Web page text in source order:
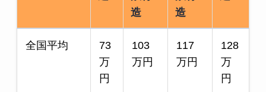
造
造
全国平均
73
万
円
103
万円
117
万円
128
万
円